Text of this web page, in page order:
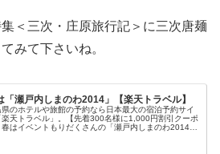
＜三次・庄原旅行記＞に三次唐麺
みて下さいね。
「瀬戸内しまのわ2014」【楽天トラベル】
県のホテルや旅館の予約なら日本最大の宿泊予約サイ
楽天トラベル」。【先着300名様に1,000円割引クーポ
春はイベントもりだくさんの「瀬戸内しまのわ2014」